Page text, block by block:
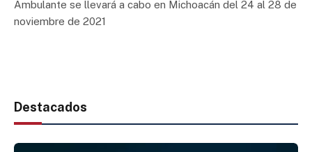
Ambulante se llevará a cabo en Michoacán del 24 al 28 de
noviembre de 2021
Destacados